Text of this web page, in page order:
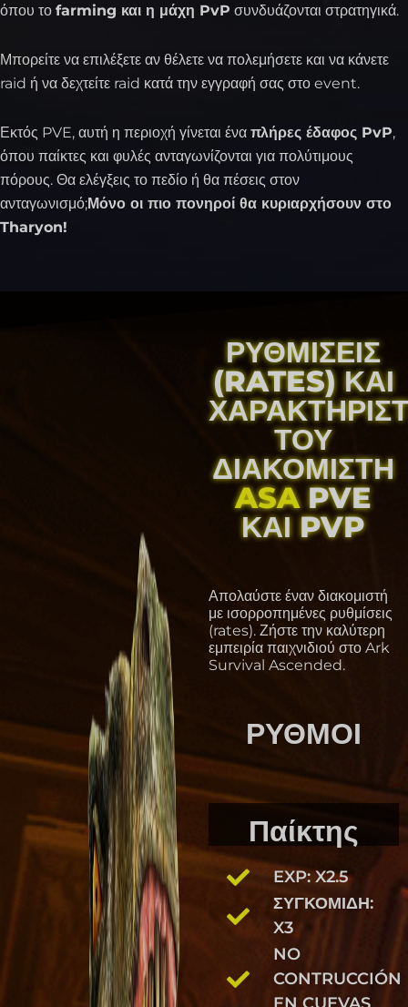
όπου το farming και η μάχη PvP συνδυάζονται στρατηγικά.
Μπορείτε να επιλέξετε αν θέλετε να πολεμήσετε και να κάνετε
raid ή να δεχτείτε raid κατά την εγγραφή σας στο event.
Εκτός PVE, αυτή η περιοχή γίνεται ένα πλήρες έδαφος PvP,
όπου παίκτες και φυλές ανταγωνίζονται για πολύτιμους
πόρους. Θα ελέγξεις το πεδίο ή θα πέσεις στον
ανταγωνισμό;Μόνο οι πιο πονηροί θα κυριαρχήσουν στο
Tharyon!
ΡΥΘΜΊΣΕΙΣ
(RATES) ΚΑΙ
ΤΟΥ
ΔΙΑΚΟΜΙΣΤΉ
ASAPVE
ΚΑΙ PVP
Απολαύστε έναν διακομιστή
με ισορροπημένες ρυθμίσεις
(rates). Ζήστε την καλύτερη
εμπειρία παιχνιδιού στο Ark
Survival Ascended.
ΡΥΘΜΟΊ
Παίκτης
EXP: X2.5
ΣΥΓΚΟΜΙΔΉ:
X3
NO
CONTRUCCIÓN